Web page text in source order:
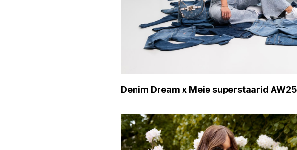
Denim Dream x Meie superstaarid AW25